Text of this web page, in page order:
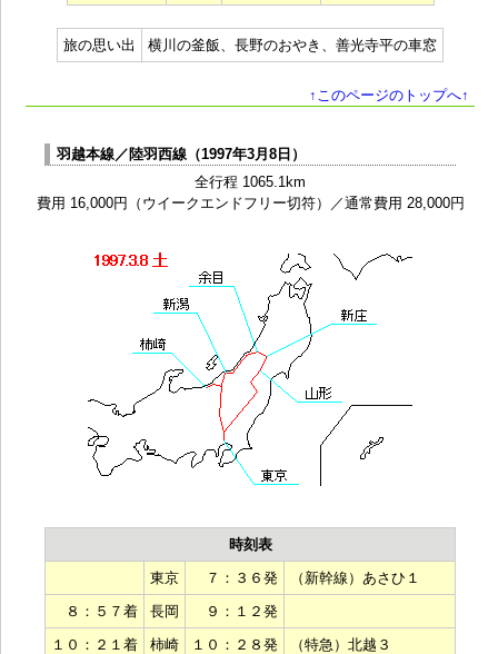
旅の思い出 横川の釜飯、長野のおやき、善光寺平の車窓
↑このページのトップへ↑
羽越本線／陸羽西線（1997年3月8日）
全行程 1065.1km
費用 16,000円（ウイークエンドフリー切符）／通常費用 28,000円
時刻表
東京
７：３６発
（新幹線）あさひ１
８：５７着
長岡
９：１２発
１０：２１着
柿崎 １０：２８発
（特急）北越３